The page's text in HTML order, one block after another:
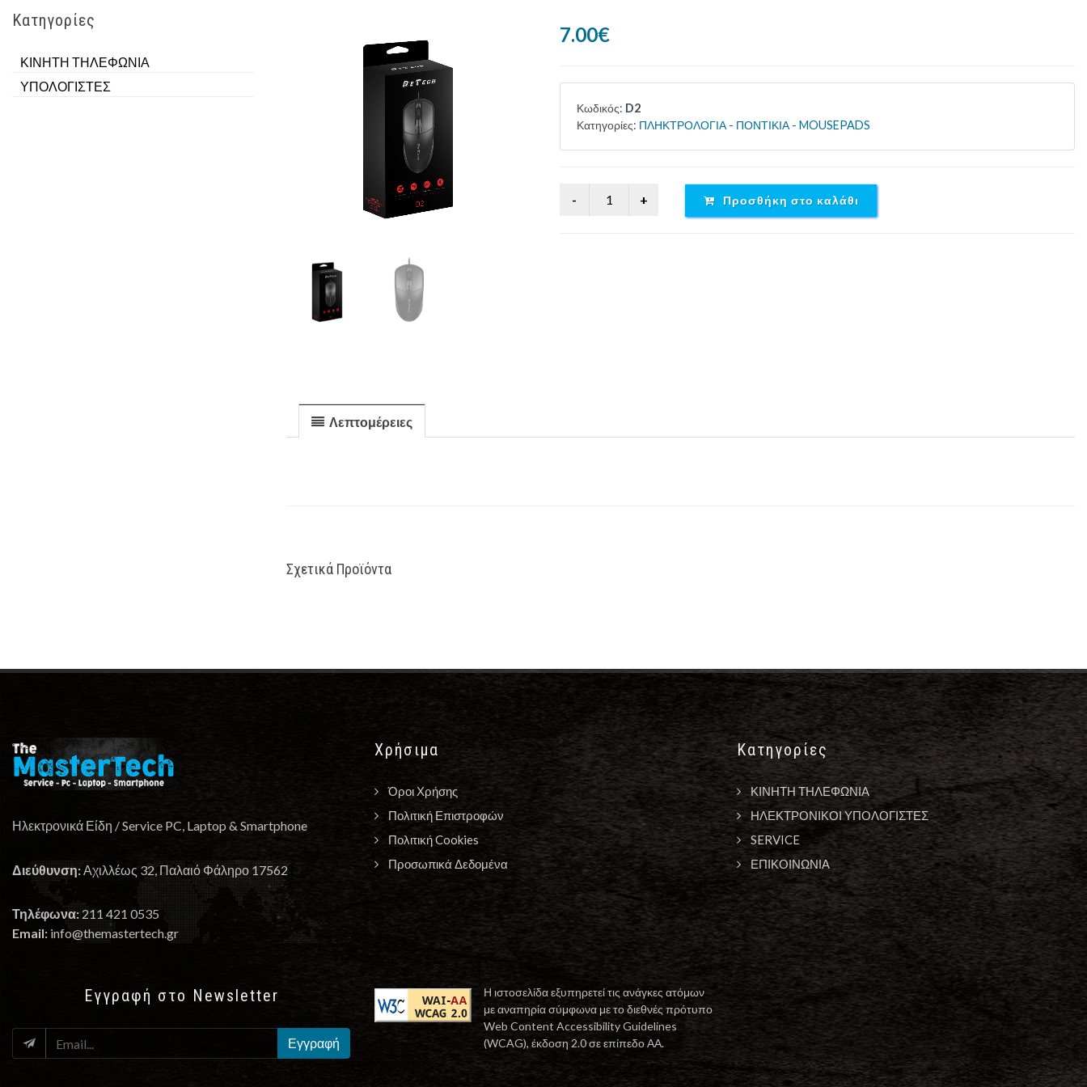
7.00€
Κωδικός: D2
Κατηγορίες: ΠΛΗΚΤΡΟΛΟΓΙΑ - ΠΟΝΤΙΚΙΑ - MOUSEPADS
Προσθήκη στο καλάθι
Λεπτομέρειες
Σχετικά Προϊόντα
Κατηγορίες
ΚΙΝΗΤΗ ΤΗΛΕΦΩΝΙΑ
ΥΠΟΛΟΓΙΣΤΕΣ
Ηλεκτρονικά Είδη / Service PC, Laptop & Smartphone
Διεύθυνση:Αχιλλέως 32, Παλαιό Φάληρο 17562
Τηλέφωνα: 211 421 0535
Email: info@themastertech.gr
Χρήσιμα
Όροι Χρήσης
Πολιτική Επιστροφών
Πολιτική Cookies
Προσωπικά Δεδομένα
Κατηγορίες
ΚΙΝΗΤΗ ΤΗΛΕΦΩΝΙΑ
ΗΛΕΚΤΡΟΝΙΚΟΙ ΥΠΟΛΟΓΙΣΤΕΣ
SERVICE
ΕΠΙΚΟΙΝΩΝΙΑ
Εγγραφή στο Newsletter
EMAIL
Εγγραφή
Η ιστοσελίδα εξυπηρετεί τις ανάγκες ατόμων
με αναπηρία σύμφωνα με το διεθνές πρότυπο
Web Content Accessibility Guidelines
(WCAG), έκδοση 2.0 σε επίπεδο ΑΑ.